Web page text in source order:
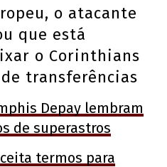
o atacante
que está
o Corinthians
transferências
Depay lembram
de superastros
termos para